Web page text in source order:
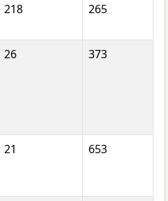
218 265
26 373
21 653